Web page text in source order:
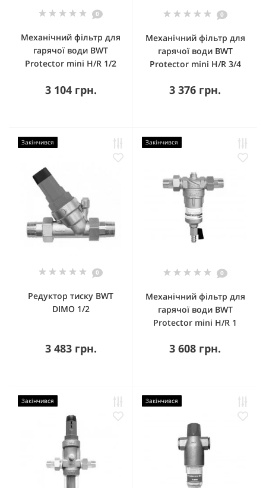
0
Механічний фільтр для
гарячої води BWT
Protector mini H/R 1/2
3 104 грн.
0
Механічний фільтр для
гарячої води BWT
Protector mini H/R 3/4
3 376 грн.
Закінчився
0
Редуктор тиску BWT
DIMO 1/2
3 483 грн.
Закінчився
0
Механічний фільтр для
гарячої води BWT
Protector mini H/R 1
3 608 грн.
Закінчився Закінчився